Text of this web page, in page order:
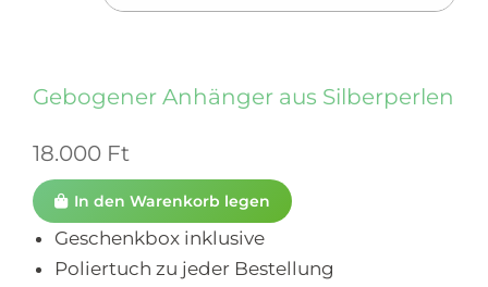
Gebogener Anhänger aus Silberperlen
18.000 Ft
In den Warenkorb legen
Geschenkbox inklusive
Poliertuch zu jeder Bestellung